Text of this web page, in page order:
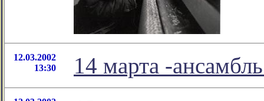
12.03.2002
13:30
14 марта -